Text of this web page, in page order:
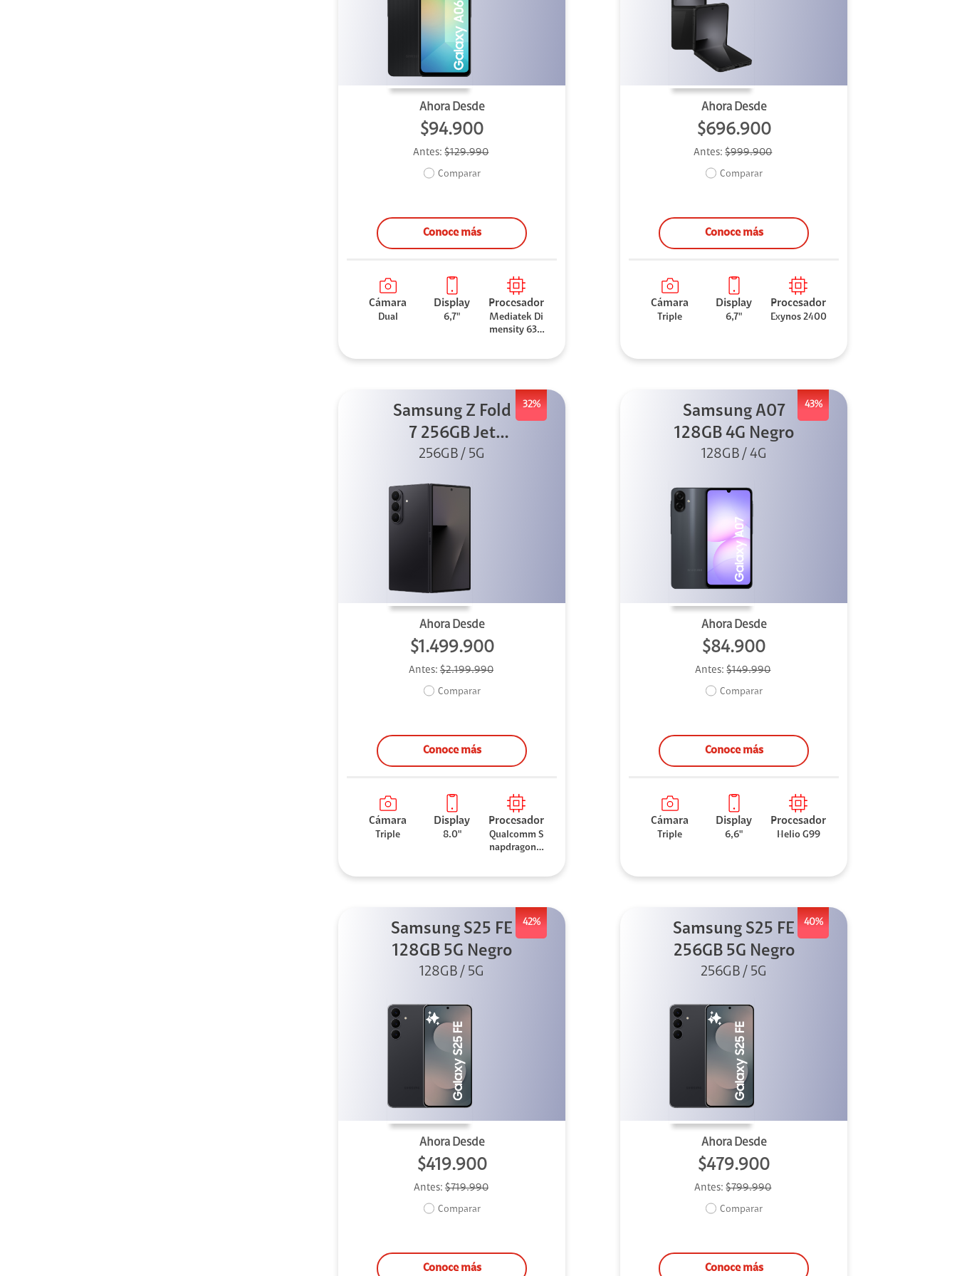
Ahora Desde
$94.900
Antes:$129.990
Comparar
Conoce más
Cámara
Dual
Display
6,7"
Procesador
Mediatek Di
mensity 630
Ahora Desde
$696.900
Antes:$999.900
Comparar
Conoce más
Cámara
Triple
Display
6,7"
Procesador
Exynos 2400
32%
Samsung Z Fold
7 256GB Jet
Black
256GB / 5G
Ahora Desde
$1.499.900
Antes: $2.199.990
Comparar
Conoce más
Cámara
Triple
Display
8.0"
Procesador
Qualcomm S
napdragon 8
43%
Samsung A07
128GB 4G Negro
128GB / 4G
Ahora Desde
$84.900
Antes:$149.990
Comparar
Conoce más
Cámara
Triple
Display
6,6"
Procesador
Helio G99
42%
Samsung S25 FE
128GB 5G Negro
128GB / 5G
Ahora Desde
$419.900
Antes: $719.990
Comparar
Conoce más
40%
Samsung S25 FE
256GB 5G Negro
256GB / 5G
Ahora Desde
$479.900
Antes:$799.990
Comparar
Conoce más